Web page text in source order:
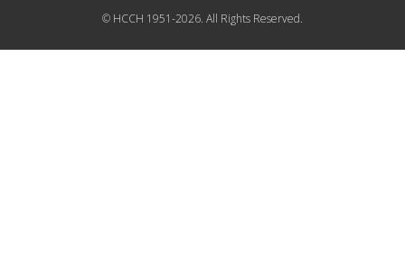
© HCCH 1951-2026. All Rights Reserved.